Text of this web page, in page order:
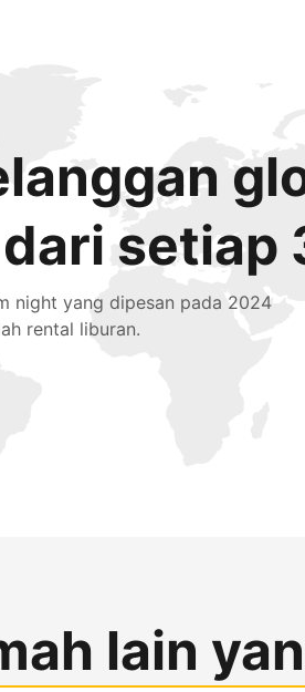
dari setiap
night yang dipesan pada 2024
rental liburan.
lain